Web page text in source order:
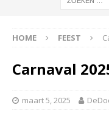
HOME FEEST
Carnaval
maart 5, 2025